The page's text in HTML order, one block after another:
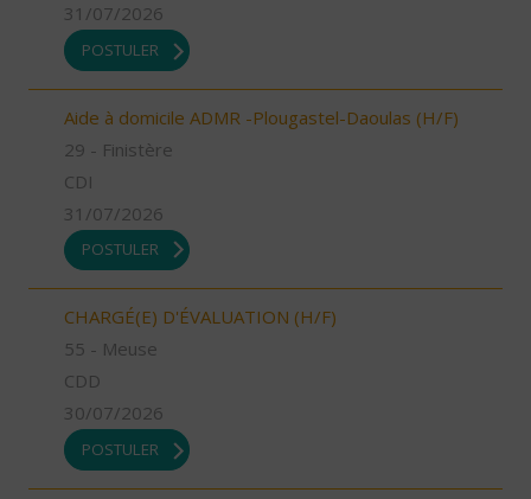
31/07/2026
POSTULER
Aide à domicile ADMR -Plougastel-Daoulas (H/F)
29 - Finistère
CDI
31/07/2026
POSTULER
CHARGÉ(E) D'ÉVALUATION (H/F)
55 - Meuse
CDD
30/07/2026
POSTULER